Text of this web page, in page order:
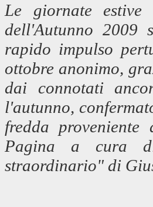
Le giornate
dell'Autunno 2009
rapido impulso
ottobre anonimo,
dai connotati
l'autunno,
fredda
Pagina a cura
straordinario" di